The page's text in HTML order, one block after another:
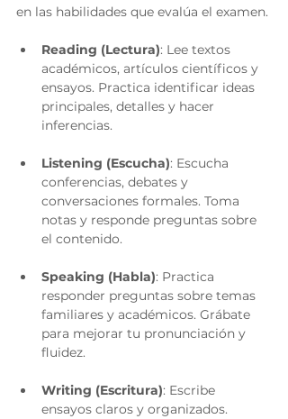
en las habilidades que evalúa el examen.
Reading (Lectura): Lee textos
académicos, artículos científicos y
ensayos. Practica identificar ideas
principales, detalles y hacer
inferencias.
Listening (Escucha): Escucha
conferencias, debates y
conversaciones formales. Toma
notas y responde preguntas sobre
el contenido.
Speaking (Habla): Practica
responder preguntas sobre temas
familiares y académicos. Grábate
para mejorar tu pronunciación y
fluidez.
Writing (Escritura): Escribe
ensayos claros y organizados.